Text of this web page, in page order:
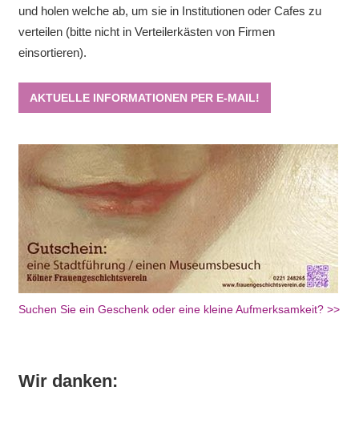
und holen welche ab, um sie in Institutionen oder Cafes zu
verteilen (bitte nicht in Verteilerkästen von Firmen
einsortieren).
AKTUELLE INFORMATIONEN PER E-MAIL!
Suchen Sie ein Geschenk oder eine kleine Aufmerksamkeit? >>
Wir danken: